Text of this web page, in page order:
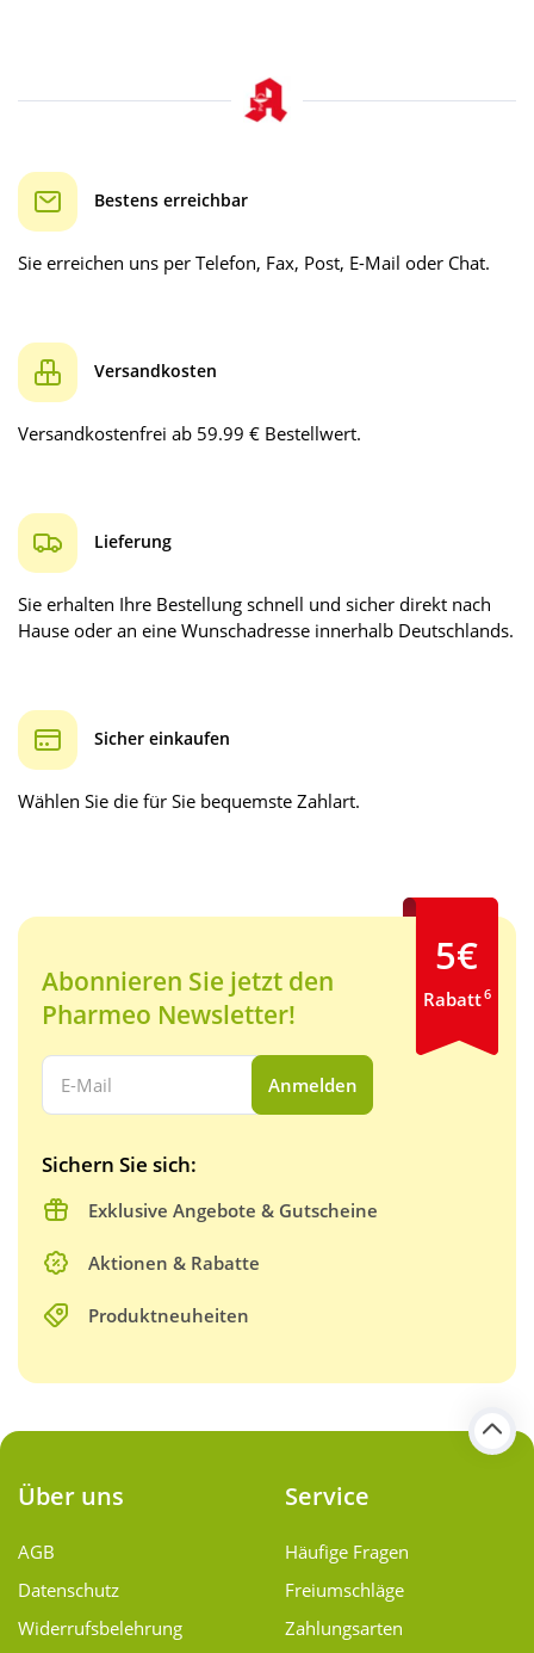
Bestens erreichbar
Sie erreichen uns per Telefon, Fax, Post, E-Mail oder Chat.
Versandkosten
Versandkostenfrei ab 59.99 € Bestellwert.
Lieferung
Sie erhalten Ihre Bestellung schnell und sicher direkt nach
Hause oder an eine Wunschadresse innerhalb Deutschlands.
Sicher einkaufen
Wählen Sie die für Sie bequemste Zahlart.
Abonnieren Sie jetzt den
Pharmeo Newsletter!
Ihre E-Mail Adresse:
Anmelden
Sichern Sie sich:
Exklusive Angebote & Gutscheine
Aktionen & Rabatte
Produktneuheiten
5€
Rabatt6
Über uns
AGB
Datenschutz
Widerrufsbelehrung
Service
Häufige Fragen
Freiumschläge
Zahlungsarten